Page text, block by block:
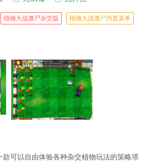
植物大战僵尸杂交版 植物大战僵尸内置菜单
款可以自由体验各种杂交植物玩法的策略塔